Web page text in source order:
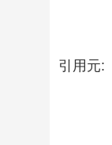
引用元: